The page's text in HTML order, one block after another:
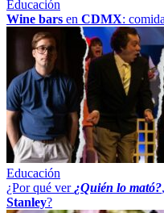
Educación
Wine bars en CDMX:
Educación
¿Por qué ver ¿Quién lo mató?
Stanley?